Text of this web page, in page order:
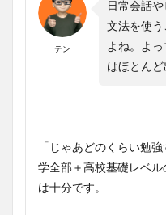
テン
日常会話
文法を使
よね。よ
はほとんど
「じゃあどのくらい勉
学全部＋高校基礎レベ
は十分です。